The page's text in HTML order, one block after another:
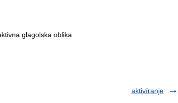
glagolska oblika
aktivíranje